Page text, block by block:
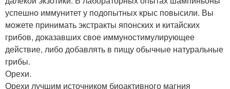
успешно иммунитет у подопытных крыс повысили. Вы
можете принимать экстракты японских и китайских
грибов, доказавших свое иммуностимулирующее
действие, либо добавлять в пищу обычные натуральные
грибы.
Орехи.
Орехи лучшим источником биоактивного магния